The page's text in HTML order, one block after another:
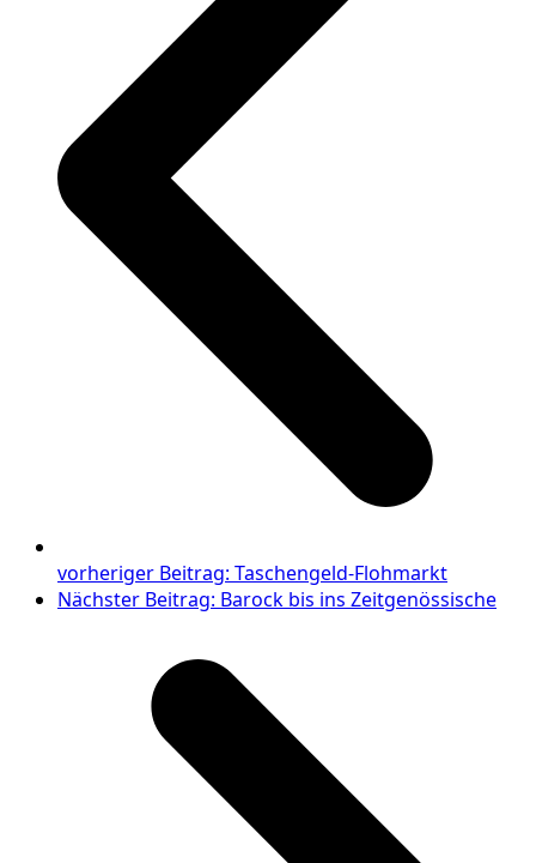
vorheriger Beitrag: Taschengeld-Flohmarkt
Nächster Beitrag: Barock bis ins Zeitgenössische